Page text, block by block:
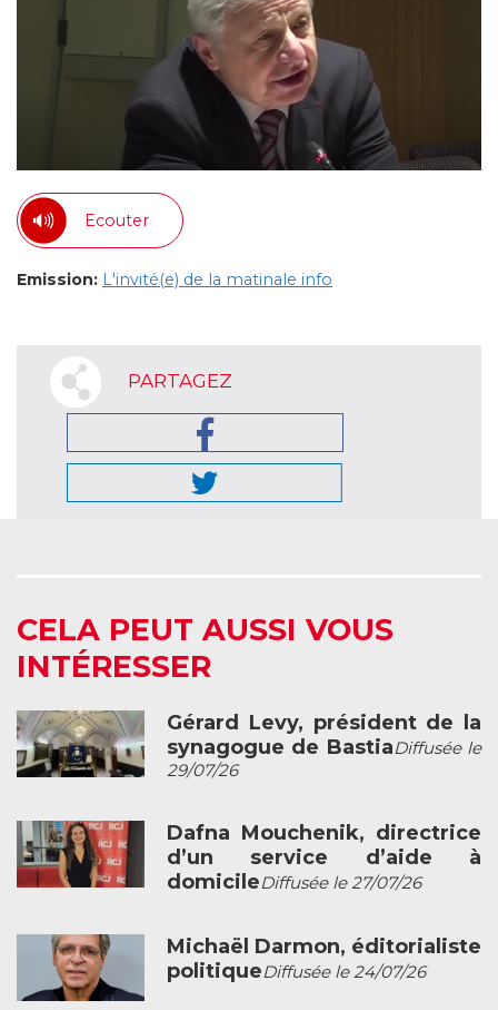
Ecouter
Emission: L'invité(e) de la matinale info
PARTAGEZ
CELA PEUT AUSSI VOUS
INTÉRESSER
Gérard Levy, président de la
synagogue de BastiaDiffusée le
29/07/26
Dafna Mouchenik, directrice
d’un service d’aide à
domicileDiffusée le 27/07/26
Michaël Darmon, éditorialiste
politiqueDiffusée le 24/07/26